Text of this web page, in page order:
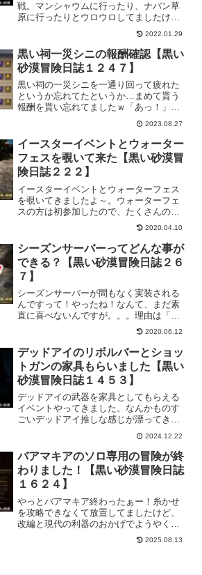
戦。マンシャウムに行ったり、ナバン草
原に行ったりとウロウロしてましたけ
ど、狩りが楽になってる分楽しく進めら
れています。ついでに、ナク・ブリュッ
シカに初挑戦してみたりと、何やかんや
と遊んでます。ついでにアビスグリフォ
ンも！
2022.01.29
黒い祠一災シニの報酬確認【黒い
砂漠冒険日誌１２４７】
黒い祠の一災シニを一通り回って疲れた
というか忘れてたというか…まめて貰う
報酬を貰い忘れてましたｗ「あっ！」と
思って急いでもらってきました！今度は
何が出るかなー。楽しみです。旦の籠手
は出ないとしてもなんかいいの出たら嬉
しいけど、一災シニか…ｗ
2023.08.27
イースターイベントとウォーター
フェスを覗いて来た【黒い砂漠冒
険日誌２２２】
イースターイベントとウォーターフェス
を覗いてきましたよ～。ウォーターフェ
スの方は初参加したので、たくさんの依
頼があって若干満腹気味ｗあと、やっぱ
りベルの報酬束が気になるのでとりあえ
ずはカニだけでもと思って行ってきまし
た。散々な結果になったので、ヴァルぽ
んにお任せすることにもなったりｗ
2020.04.10
シーズンサーバーってどんな事が
できる？【黒い砂漠冒険日誌２６
７】
シーズンサーバーが間もなく実装される
んですって！やったね！なんて、まだ素
直に喜べないんですが。。。理由は「ど
んなものかわかんないから」となりま
す。なので、個人的なメモ代わりとして
記事にしておこうと思いました。
2020.06.12
デッドアイのリボルバーとショッ
トガンの家具もらいました【黒い
砂漠冒険日誌１４５３】
デッドアイの武器を家具としてもらえる
イベントやってきました。なんかものす
ごいデッドアイ推しな感じが漂ってきま
すが、それだけ期待が大きいのかもです
ね。私もかなり期待してるので、しっか
りとイベント終わらせて楽しみに待ちた
いです！
2024.12.22
バアマキアのソロ専用の冒険が終
わりました！【黒い砂漠冒険日誌
１６２４】
やっとバアマキア終わったぁー！糸かせ
を攻略できなくて放置してましたけど、
改編と現代の利器のおかげでようやくク
リアし、その後はスムーズに攻略するこ
とができました。ちょっとしたパズル要
2025.08.13